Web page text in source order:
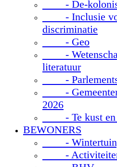
- De-
- Inclusie
discriminatie
- Geo
-
literatuur
-
-
2026
- Te kust en
BEWONERS
-
-